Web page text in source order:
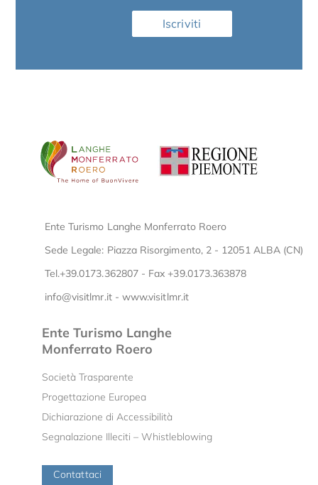
Iscriviti
Ente Turismo Langhe Monferrato Roero
Sede Legale: Piazza Risorgimento, 2 - 12051 ALBA (CN)
Tel.+39.0173.362807 - Fax +39.0173.363878
info@visitlmr.it- www.visitlmr.it
Ente Turismo Langhe
Monferrato Roero
Società Trasparente
Progettazione Europea
Dichiarazione di Accessibilità
Segnalazione Illeciti – Whistleblowing
Contattaci